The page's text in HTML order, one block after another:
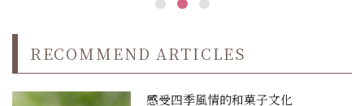
RECOMMEND ARTICLES
感受四季風情的和菓子文化